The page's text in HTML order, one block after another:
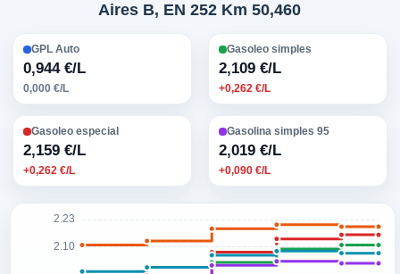
Aires B, EN 252 Km 50,460
GPL Auto
0,944 €/L
0,000 €/L
Gasoleo simples
2,109 €/L
+0,262 €/L
Gasoleo especial
2,159 €/L
+0,262 €/L
Gasolina simples 95
2,019 €/L
+0,090 €/L